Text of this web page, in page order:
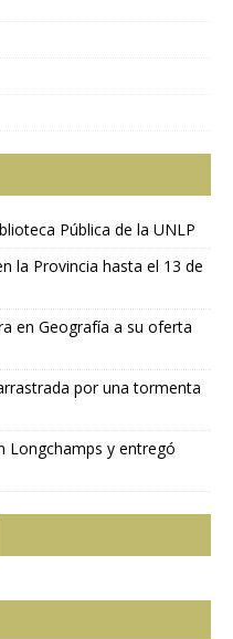
Pública de la UNLP
la Provincia hasta el 13 de
en Geografía a su oferta
por una tormenta
Longchamps y entregó